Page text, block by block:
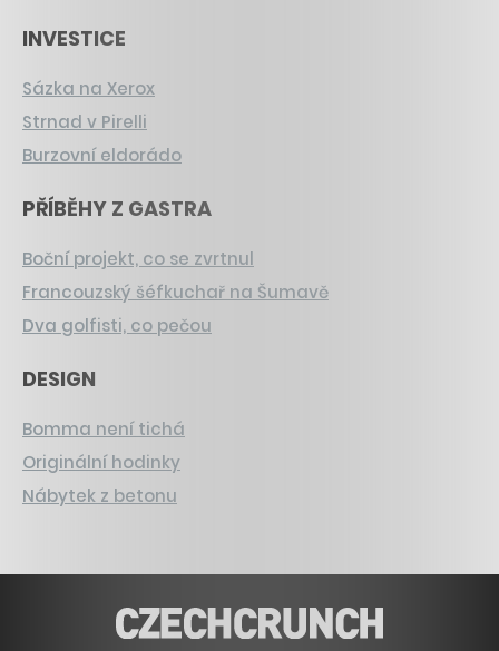
INVESTICE
Sázka na Xerox
Strnad v Pirelli
Burzovní eldorádo
PŘÍBĚHY Z GASTRA
Boční projekt, co se zvrtnul
Francouzský šéfkuchař na Šumavě
Dva golfisti, co pečou
DESIGN
Bomma není tichá
Originální hodinky
Nábytek z betonu